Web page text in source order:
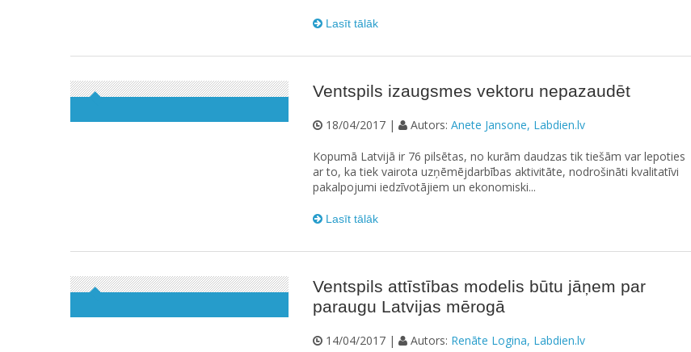
Lasīt tālāk
Ventspils izaugsmes vektoru nepazaudēt
18/04/2017 | Autors: Anete Jansone, Labdien.lv
Kopumā Latvijā ir 76 pilsētas, no kurām daudzas tik tiešām var lepoties
ar to, ka tiek vairota uzņēmējdarbības aktivitāte, nodrošināti kvalitatīvi
pakalpojumi iedzīvotājiem un ekonomiski...
Lasīt tālāk
Ventspils attīstības modelis būtu jāņem par
paraugu Latvijas mērogā
14/04/2017 | Autors: Renāte Logina, Labdien.lv